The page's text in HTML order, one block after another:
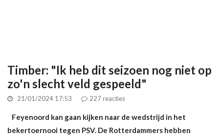
Timber: "Ik heb dit seizoen nog niet op
zo'n slecht veld gespeeld"
21/01/2024 17:53 227reacties
Feyenoord kan gaan kijken naar de wedstrijd in het
bekertoernooi tegen PSV. De Rotterdammers hebben